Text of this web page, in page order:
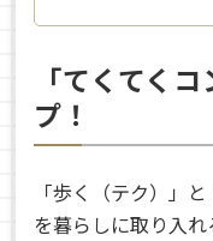
「てくてく
プ！
「歩く（テク）」
を暮らしに取り入